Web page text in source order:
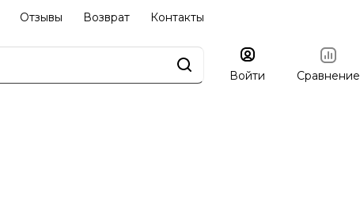
Отзывы Возврат Контакты
Войти Сравнение